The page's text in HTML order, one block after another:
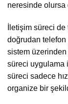
neresinde olursa
İletişim süreci
doğrudan telefon
sistem
süreci uygulama
süreci sadece
organize bir